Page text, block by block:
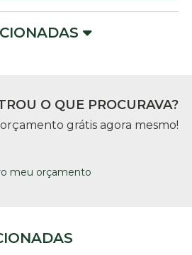
O QUE PROCURAVA?
grátis agora mesmo!
meu orçamento